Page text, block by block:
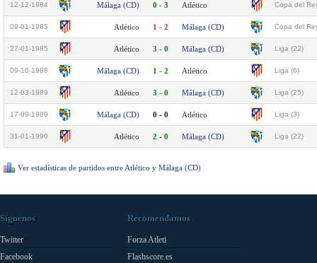
12-12-1984 Málaga (CD) 0 - 3 Atlético Copa del
09-01-1985 Atlético 1 - 2 Málaga (CD) Copa del
27-01-1985 Atlético 3 - 0 Málaga (CD) Liga (22)
09-10-1988 Málaga (CD) 1 - 2 Atlético Liga (6)
12-03-1989 Atlético 3 - 0 Málaga (CD) Liga (25)
17-09-1989 Málaga (CD) 0 - 0 Atlético Liga (3)
31-01-1990 Atlético 2 - 0 Málaga (CD) Liga (22)
Ver estadísticas de partidos entre Atlético y Málaga (CD)
Síguenos
Twitter
Facebook
Recomendamos
Forza Atleti
Flashscore.es